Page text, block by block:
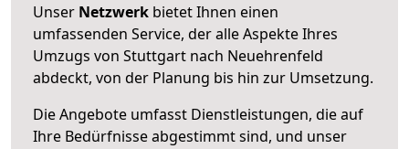
Unser Netzwerk bietet Ihnen einen
umfassenden Service, der alle Aspekte Ihres
Umzugs von Stuttgart nach Neuehrenfeld
abdeckt, von der Planung bis hin zur Umsetzung.
Die Angebote umfasst Dienstleistungen, die auf
Ihre Bedürfnisse abgestimmt sind, und unser